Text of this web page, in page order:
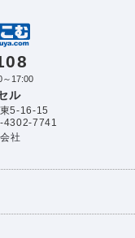
17:00
ル
5-16-15
7741
社